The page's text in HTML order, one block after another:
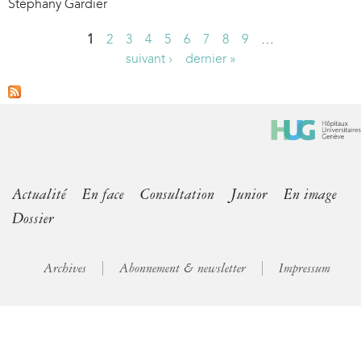
Stéphany Gardier
a
1 2 3 4 5 6 7 8 9
…
suivant ›
dernier »
Actualité En face Consultation Junior
En image
Dossier
Archives Abonnement & newsletter Impressum